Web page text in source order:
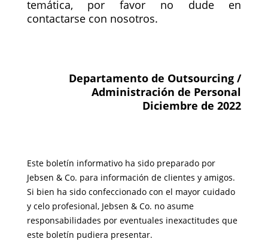
temática, por favor no dude en
contactarse con nosotros.
Departamento de Outsourcing /
Administración de Personal
Diciembre de 2022
Este boletín informativo ha sido preparado por
Jebsen & Co. para información de clientes y amigos.
Si bien ha sido confeccionado con el mayor cuidado
y celo profesional, Jebsen & Co. no asume
responsabilidades por eventuales inexactitudes que
este boletín pudiera presentar.